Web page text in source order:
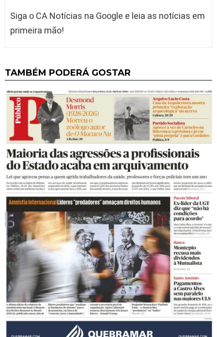
Siga o CA Notícias na Google e leia as notícias em
primeira mão!
TAMBÉM PODERÁ GOSTAR